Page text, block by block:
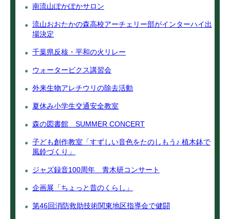
南流山ぽかぽかサロン
流山おおたかの森高校アーチェリー部がインターハイ出
場決定
千葉県反核・平和の火リレー
ウォータービクス講習会
外来生物アレチウリの除去活動
夏休み小学生交通安全教室
森の図書館 SUMMER CONCERT
子ども創作教室「すずしい音色をたのしもう♪ 植木鉢で
風鈴づくり」
ジャズ録音100周年 青木研コンサート
企画展「ちょっと昔のくらし」
第46回消防救助技術関東地区指導会で健闘